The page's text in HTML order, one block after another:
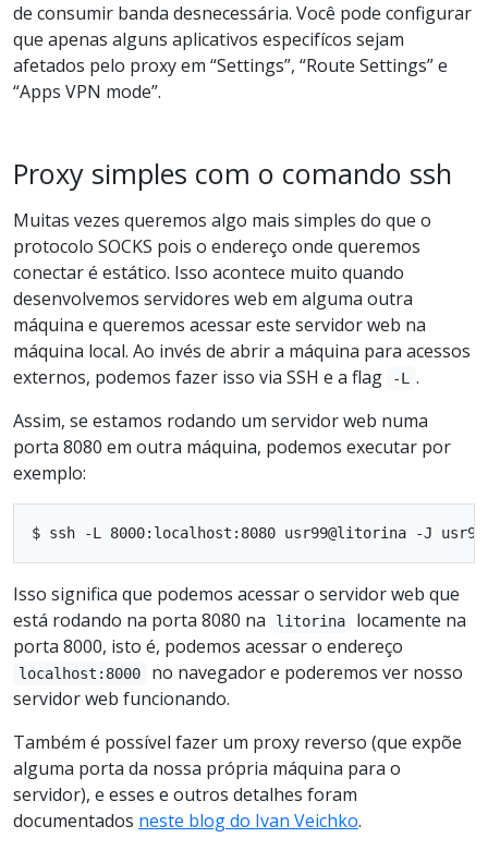
de consumir banda desnecessária. Você pode configurar
que apenas alguns aplicativos especifícos sejam
afetados pelo proxy em “Settings”, “Route Settings” e
“Apps VPN mode”.
Proxy simples com o comando ssh
Muitas vezes queremos algo mais simples do que o
protocolo SOCKS pois o endereço onde queremos
conectar é estático. Isso acontece muito quando
desenvolvemos servidores web em alguma outra
máquina e queremos acessar este servidor web na
máquina local. Ao invés de abrir a máquina para acessos
externos, podemos fazer isso via SSH e a flag
-L
.
Assim, se estamos rodando um servidor web numa
porta 8080 em outra máquina, podemos executar por
exemplo:
Isso significa que podemos acessar o servidor web que
está rodando na porta 8080 na
litorina
locamente na
porta 8000, isto é, podemos acessar o endereço
localhost:8000
no navegador e poderemos ver nosso
servidor web funcionando.
Também é possível fazer um proxy reverso (que expõe
alguma porta da nossa própria máquina para o
servidor), e esses e outros detalhes foram
documentados neste blog do Ivan Veichko.